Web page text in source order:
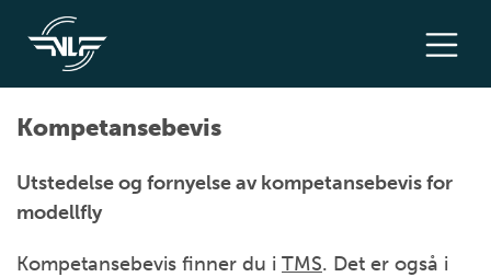
Kompetansebevis
Utstedelse og fornyelse av kompetansebevis for
modellfly
Kompetansebevis finner du i TMS. Det er også i